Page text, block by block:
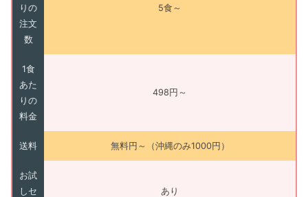
りの
注文
数
5食～
1食
あた
りの
料金
498円～
送料 無料円～（沖縄のみ1000円）
お試
しセ
あり